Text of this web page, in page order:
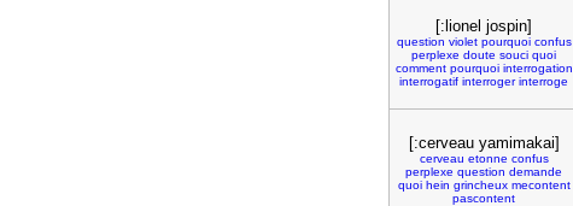
[:lionel jospin]
question violet pourquoi confus
perplexe doute souci quoi
comment pourquoi interrogation
interrogatif interroger interroge
[:cerveau yamimakai]
cerveau etonne confus
perplexe question demande
quoi hein grincheux mecontent
pascontent